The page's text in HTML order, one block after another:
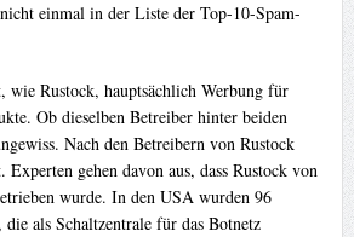
einmal in der Liste der Top-10-Spam-
wie Rustock, hauptsächlich Werbung für
Ob dieselben Betreiber hinter beiden
Nach den Betreibern von Rustock
gehen davon aus, dass Rustock von
wurde. In den USA wurden 96
die als Schaltzentrale für das Botnetz